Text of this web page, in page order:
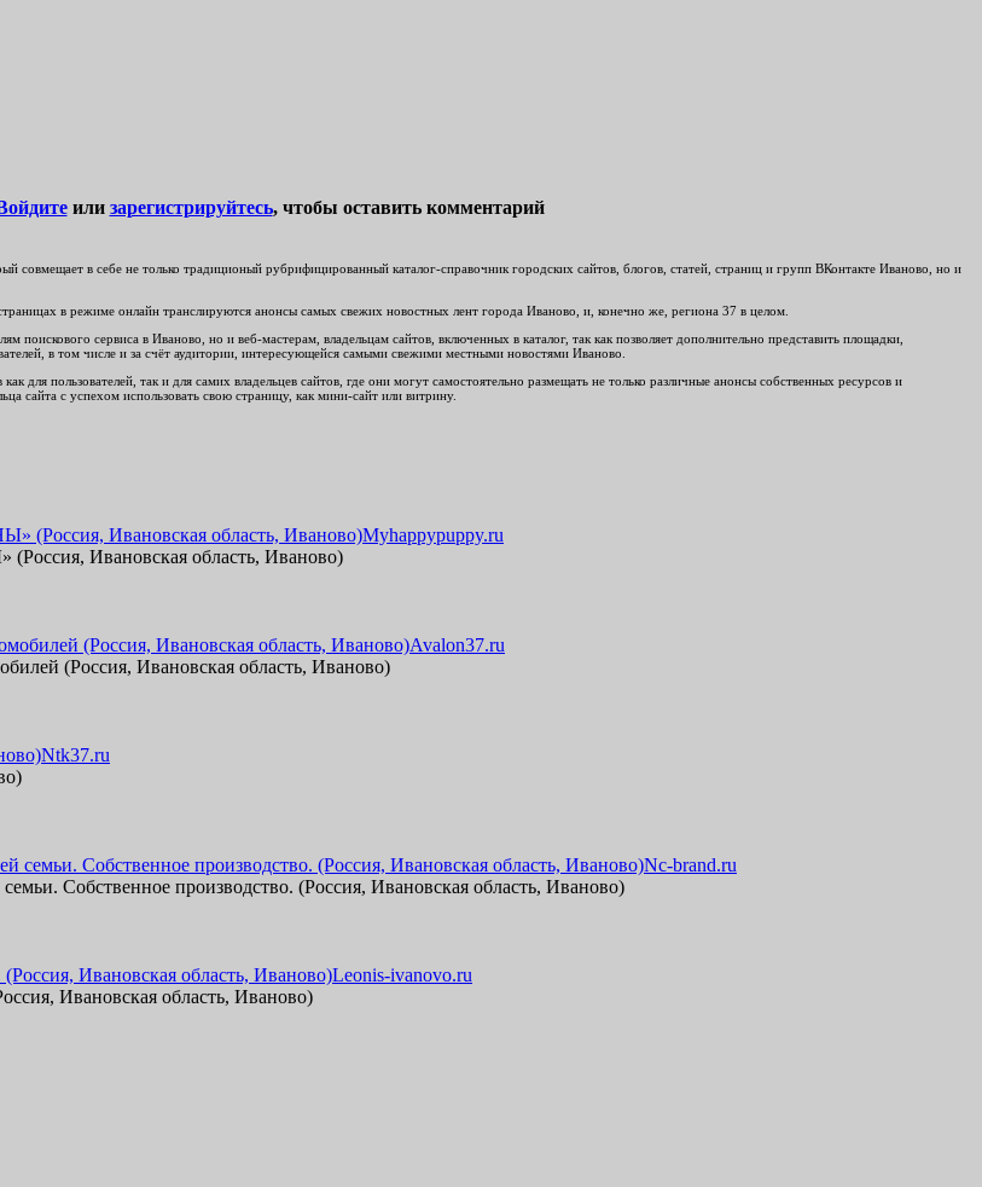
или зарегистрируйтесь, чтобы оставить комментарий
совмещает в себе не только традиционый рубрифицированный каталог-справочник городских сайтов, блогов, статей, страниц и групп ВКонтакте Иваново, но и
в режиме онлайн транслируются анонсы самых свежих новостных лент города Иваново, и, конечно же, региона 37 в целом.
поискового сервиса в Иваново, но и веб-мастерам, владельцам сайтов, включенных в каталог, так как позволяет дополнительно представить площадки,
в том числе и за счёт аудитории, интересующейся самыми свежими местными новостями Иваново.
для пользователей, так и для самих владельцев сайтов, где они могут самостоятельно размещать не только различные анонсы собственных ресурсов и
сайта с успехом использовать свою страницу, как мини-сайт или витрину.
Myhappypuppy.ru
Ивановская область, Иваново)
Avalon37.ru
(Россия, Ивановская область, Иваново)
Ntk37.ru
Nc-brand.ru
Собственное производство. (Россия, Ивановская область, Иваново)
Leonis-ivanovo.ru
Ивановская область, Иваново)